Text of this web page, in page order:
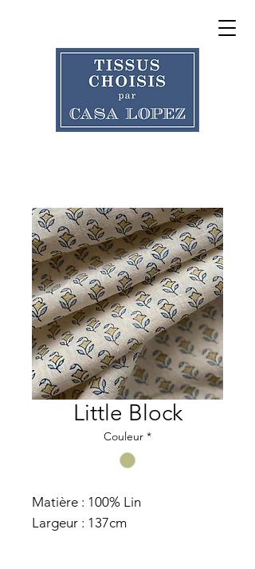
Little Block
Couleur *
Matière : 100% Lin
Largeur : 137cm